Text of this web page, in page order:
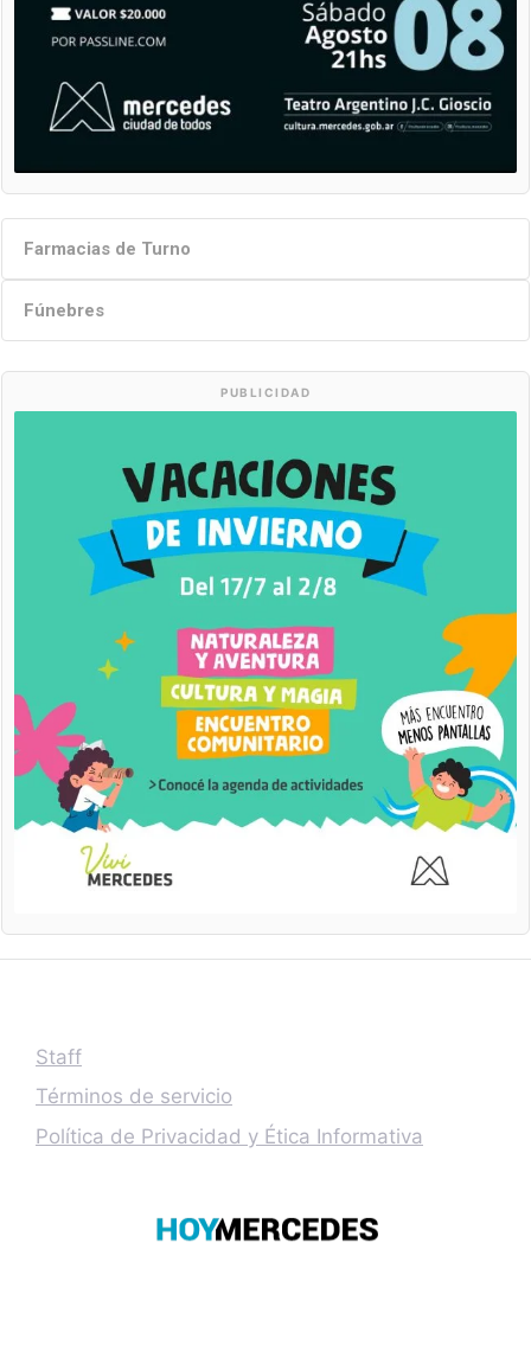
Farmacias de Turno
Fúnebres
PUBLICIDAD
Staff
Términos de servicio
Política de Privacidad y Ética Informativa